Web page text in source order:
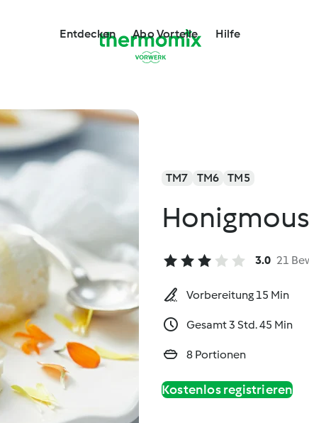
Entdecken Abo Vorteile Hilfe
TM7 TM6 TM5
3.0 21
Vorbereitung 15 Min
Gesamt 3 Std. 45 Min
8 Portionen
Kostenlos registrieren